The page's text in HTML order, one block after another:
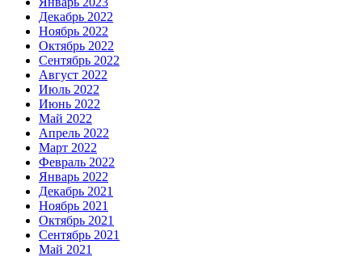
Декабрь 2022
Ноябрь 2022
Октябрь 2022
Сентябрь 2022
Август 2022
Июль 2022
Июнь 2022
Май 2022
Апрель 2022
Март 2022
Февраль 2022
Январь 2022
Декабрь 2021
Ноябрь 2021
Октябрь 2021
Сентябрь 2021
Май 2021